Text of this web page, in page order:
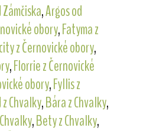
,Argos od
obory,Fatyma z
z Černovické obory,
,Florrie z Černovické
obory,Fyllis z
Chvalky,Bára z Chvalky,
,Bety z Chvalky,